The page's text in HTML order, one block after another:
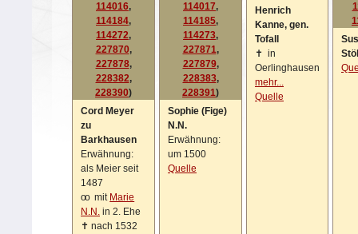
114016,
114184,
114272,
227870,
227878,
228382,
228390)
Cord Meyer
zu
Barkhausen
Erwähnung:
als Meier seit
1487
oo mit Marie
N.N. in 2. Ehe
✝ nach 1532
114017,
114185,
114273,
227871,
227879,
228383,
228391)
Sophie (Fige)
N.N.
Erwähnung:
um 1500
Quelle
Henrich
Kanne, gen.
Tofall
✝ in
Oerlinghausen
mehr...
Quelle